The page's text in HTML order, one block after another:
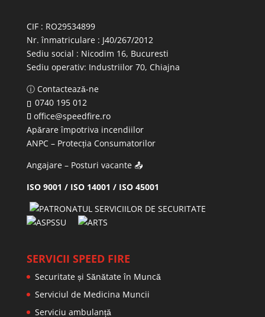
CIF : RO29534899
Nr. înmatriculare : J40/267/2012
Sediu social : Nicodim 16, Bucuresti
Sediu operativ: Industriilor 70, Chiajna
ⓘ Contactează-ne
0740 195 012
office@speedfire.ro
Apărare împotriva incendiilor
ANPC– Protecția Consumatorilor
Angajare – Posturi vacante📤
ISO 9001 / ISO 14001 / ISO 45001
SERVICII SPEED FIRE
Securitate și Sănătate în Muncă
Serviciul de Medicina Muncii
Serviciu ambulanță